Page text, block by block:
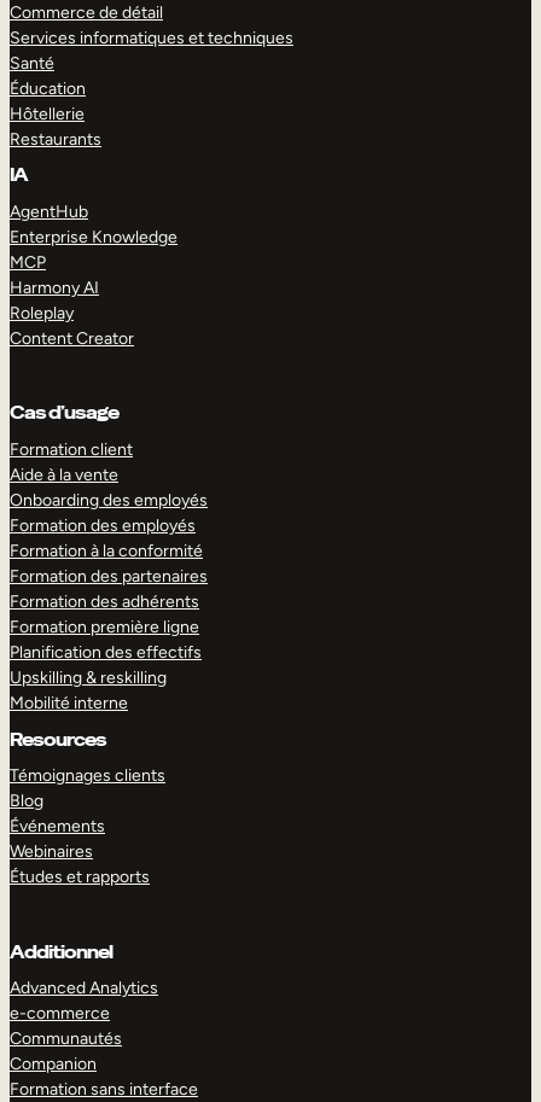
Commerce de détail
Services informatiques et techniques
Santé
Éducation
Hôtellerie
Restaurants
IA
AgentHub
Enterprise Knowledge
MCP
Harmony AI
Roleplay
Content Creator
Cas d’usage
Formation client
Aide à la vente
Onboarding des employés
Formation des employés
Formation à la conformité
Formation des partenaires
Formation des adhérents
Formation première ligne
Planification des effectifs
Upskilling & reskilling
Mobilité interne
Resources
Témoignages clients
Blog
Événements
Webinaires
Études et rapports
Additionnel
Advanced Analytics
e-commerce
Communautés
Companion
Formation sans interface